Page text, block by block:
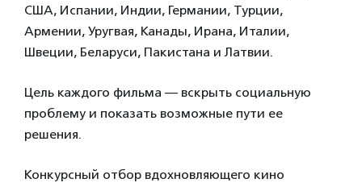
США, Испании, Индии, Германии, Турции,
Армении, Уругвая, Канады, Ирана, Италии,
Швеции, Беларуси, Пакистана и Латвии.
Цель каждого фильма — вскрыть социальную
проблему и показать возможные пути ее
решения.
Конкурсный отбор вдохновляющего кино